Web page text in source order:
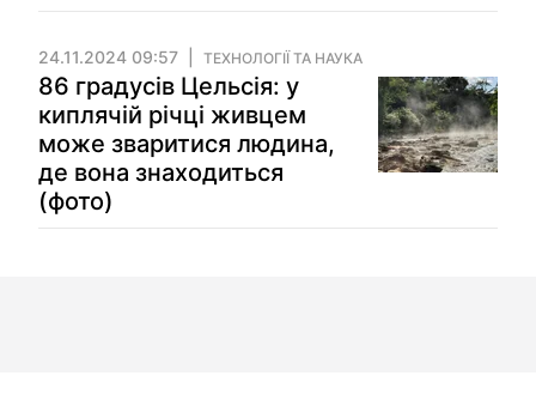
24.11.2024 09:57 ТЕХНОЛОГІЇ ТА НАУКА
86 градусів Цельсія: у
киплячій річці живцем
може зваритися людина,
де вона знаходиться
(фото)